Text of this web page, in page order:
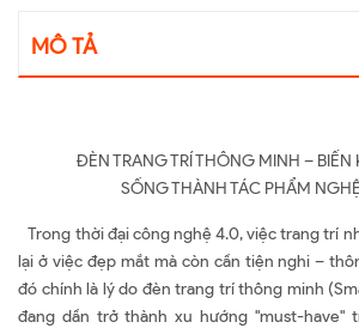
MÔ TẢ
ĐÈN TRANG TRÍ THÔNG MINH –
SỐNG THÀNH TÁC PHẨM
Trong thời đại công nghệ 4.0, việc trang trí
lại ở việc đẹp mắt mà còn cần tiện nghi –
đó chính là lý do đèn trang trí thông minh
đang dần trở thành xu hướng "must-have"